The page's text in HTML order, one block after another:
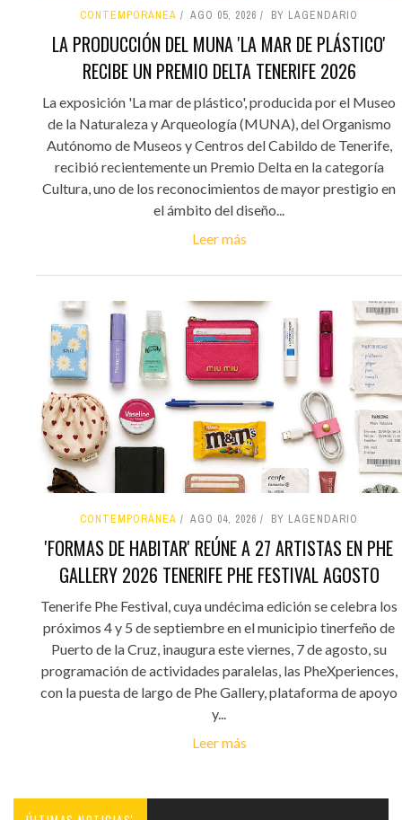
CONTEMPORÁNEA AGO 05, 2026 BY LAGENDARIO
LA PRODUCCIÓN DEL MUNA 'LA MAR DE PLÁSTICO'
RECIBE UN PREMIO DELTA TENERIFE 2026
La exposición 'La mar de plástico', producida por el Museo
de la Naturaleza y Arqueología (MUNA), del Organismo
Autónomo de Museos y Centros del Cabildo de Tenerife,
recibió recientemente un Premio Delta en la categoría
Cultura, uno de los reconocimientos de mayor prestigio en
el ámbito del diseño...
Leer más
CONTEMPORÁNEA AGO 04, 2026 BY LAGENDARIO
'FORMAS DE HABITAR' REÚNE A 27 ARTISTAS EN PHE
GALLERY 2026 TENERIFE PHE FESTIVAL AGOSTO
Tenerife Phe Festival, cuya undécima edición se celebra los
próximos 4 y 5 de septiembre en el municipio tinerfeño de
Puerto de la Cruz, inaugura este viernes, 7 de agosto, su
programación de actividades paralelas, las PheXperiences,
con la puesta de largo de Phe Gallery, plataforma de apoyo
y...
Leer más